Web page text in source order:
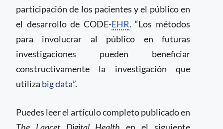
participación de los pacientes y el público en
el desarrollo de CODE-EHR. “Los métodos
para involucrar al público en futuras
investigaciones pueden beneficiar
constructivamente la investigación que
utiliza big data”.
Puedes leer el artículo completo publicado en